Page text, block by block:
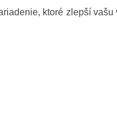
ktoré zlepší